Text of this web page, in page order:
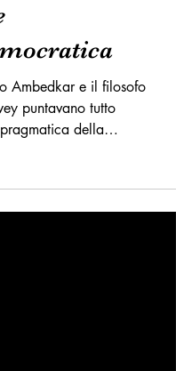
di lettura: 6 min
Ambedkar e il filosofo
puntavano tutto
della
In Italia,...